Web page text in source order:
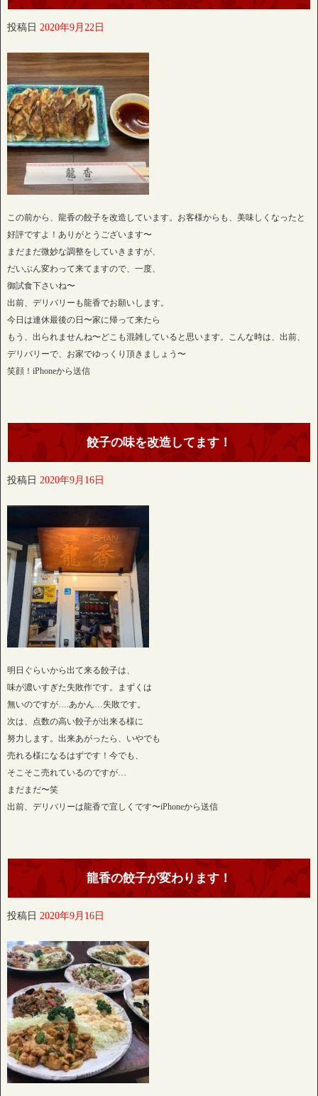
投稿日 2020年9月22日
この前から、龍香の餃子を改造しています。お客様からも、美味しくなったと
好評ですよ！ありがとうございます〜
まだまだ微妙な調整をしていきますが、
だいぶん変わって来てますので、一度、
御試食下さいね〜
出前、デリバリーも龍香でお願いします。
今日は連休最後の日〜家に帰って来たら
もう、出られませんね〜どこも混雑していると思います。こんな時は、出前、
デリバリーで、お家でゆっくり頂きましょう〜
笑顔！iPhoneから送信
餃子の味を改造してます！
投稿日 2020年9月16日
明日ぐらいから出て来る餃子は、
味が濃いすぎた失敗作です。まずくは
無いのですが….あかん…失敗です。
次は、点数の高い餃子が出来る様に
努力します。出来あがったら、いやでも
売れる様になるはずです！今でも、
そこそこ売れているのですが…
まだまだ〜笑
出前、デリバリーは龍香で宜しくです〜iPhoneから送信
龍香の餃子が変わります！
投稿日 2020年9月16日